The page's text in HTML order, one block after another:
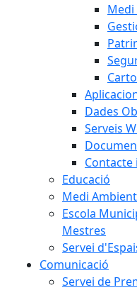
Medi
Dades
Serveis
Contacte
Educació
Medi Ambient
Escola
Mestres
Servei
Comunicació
Servei de